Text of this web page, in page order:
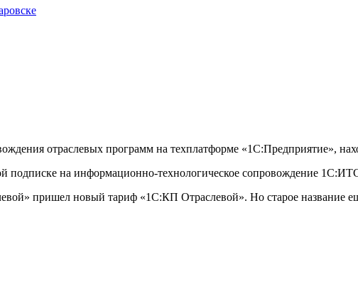
отраслевых программ на техплатформе «1С:Предприятие»,
подписке на информационно-технологическое сопровождение
пришел новый тариф «1С:КП Отраслевой». Но старое название